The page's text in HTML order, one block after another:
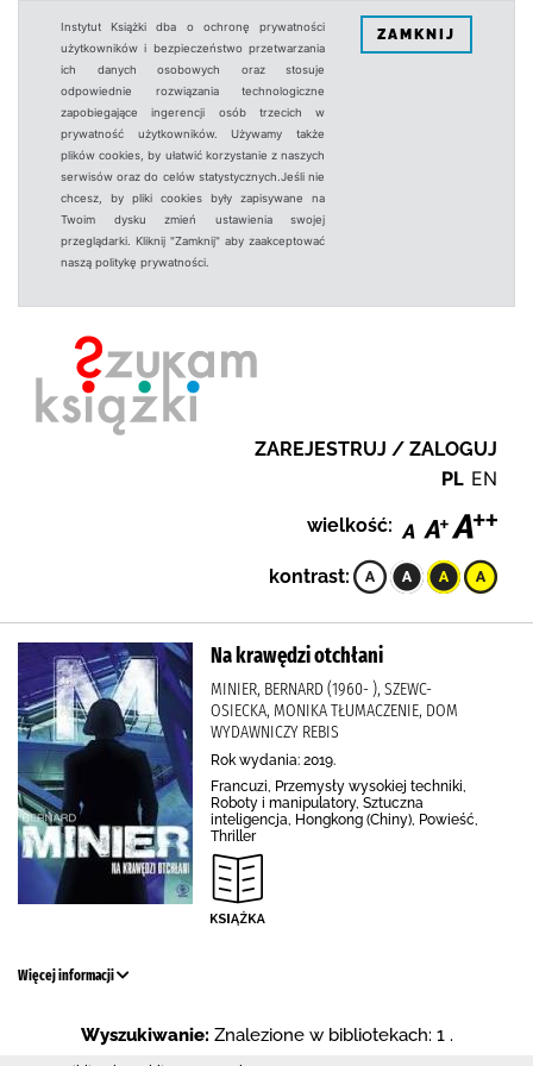
Instytut Książki dba o ochronę prywatności
użytkowników i bezpieczeństwo przetwarzania
ich danych osobowych oraz stosuje
odpowiednie rozwiązania technologiczne
zapobiegające ingerencji osób trzecich w
prywatność użytkowników. Używamy także
plików cookies, by ułatwić korzystanie z naszych
serwisów oraz do celów statystycznych.Jeśli nie
chcesz, by pliki cookies były zapisywane na
Twoim dysku zmień ustawienia swojej
przeglądarki. Kliknij "Zamknij" aby zaakceptować
naszą politykę prywatności.
ZAMKNIJ
ZAREJESTRUJ / ZALOGUJ
PL EN
wielkość:
kontrast:
Na krawędzi otchłani
MINIER, BERNARD (1960- ), SZEWC-
OSIECKA, MONIKA TŁUMACZENIE, DOM
WYDAWNICZY REBIS
Rok wydania: 2019.
Francuzi, Przemysły wysokiej techniki,
Roboty i manipulatory, Sztuczna
inteligencja, Hongkong (Chiny), Powieść,
Thriller
Więcej informacji
Wyszukiwanie: Znalezione w bibliotekach: 1 .